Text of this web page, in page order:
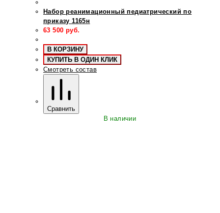
Набор реанимационный педиатрический по
приказу 1165н
63 500 руб.
В КОРЗИНУ
КУПИТЬ В ОДИН КЛИК
Смотреть состав
Сравнить
В наличии